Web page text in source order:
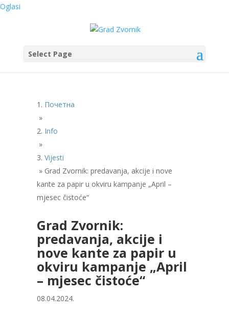
Oglasi
Select Page
Почетна
»
Info
»
Vijesti
» Grad Zvornik: predavanja, akcije i nove
kante za papir u okviru kampanje „April –
mjesec čistoće“
Grad Zvornik:
predavanja, akcije i
nove kante za papir u
okviru kampanje „April
– mjesec čistoće“
08.04.2024.